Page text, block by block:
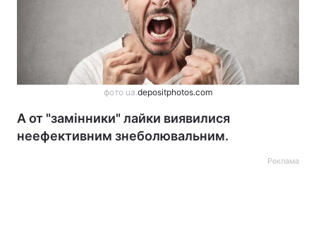
фото ua.depositphotos.com
А от "замінники" лайки виявилися
неефективним знеболювальним.
Реклама